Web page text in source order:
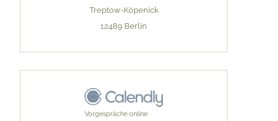
Treptow-Köpenick
12489 Berlin
Vorgespräche online